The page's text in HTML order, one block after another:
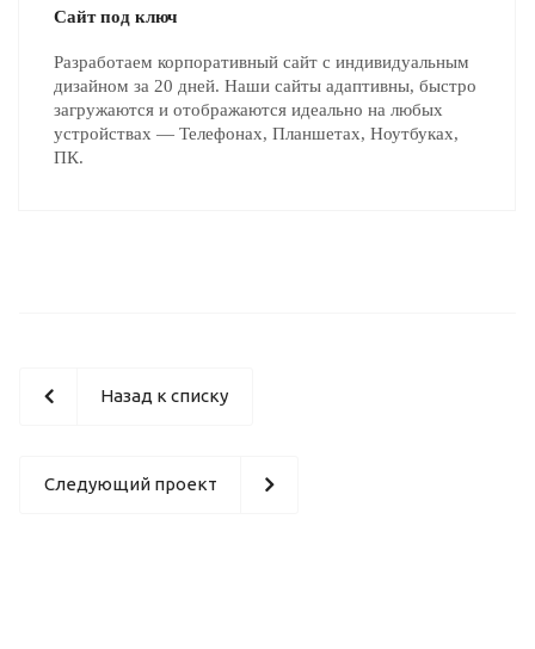
Сайт под ключ
Разработаем корпоративный сайт с индивидуальным
дизайном за 20 дней. Наши сайты адаптивны, быстро
загружаются и отображаются идеально на любых
устройствах — Телефонах, Планшетах, Ноутбуках,
ПК.
Назад к списку
Следующий проект